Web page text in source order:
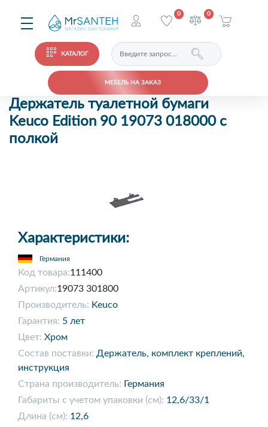
КАТАЛОГ
МЕБЕЛЬ НА ЗАКАЗ
0 0
Держатель туалетной бумаги
Keuco Edition 90 19073 018000 с
полкой
Характеристики:
Германия
Код товара:111400
Артикул:19073 301800
Производитель: Keuco
Гарантия: 5 лет
Цвет: Хром
Состав поставки: Держатель, комплект креплений,
инструкция
Страна производитель: Германия
Габариты с учетом упаковки (см): 12,6/33/1
Длина (см): 12,6